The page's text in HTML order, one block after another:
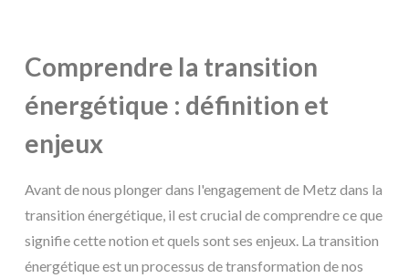
Comprendre la transition
énergétique : définition et
enjeux
Avant de nous plonger dans l'engagement de Metz dans la
transition énergétique, il est crucial de comprendre ce que
signifie cette notion et quels sont ses enjeux. La transition
énergétique est un processus de transformation de nos